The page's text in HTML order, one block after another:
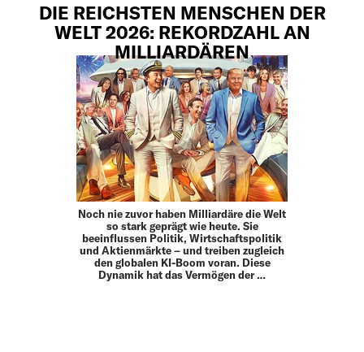
DIE REICHSTEN MENSCHEN DER
WELT 2026: REKORDZAHL AN
MILLIARDÄREN
Noch nie zuvor haben Milliardäre die Welt
so stark geprägt wie heute. Sie
beeinflussen Politik, Wirtschaftspolitik
und Aktienmärkte – und treiben zugleich
den globalen KI-Boom voran. Diese
Dynamik hat das Vermögen der …